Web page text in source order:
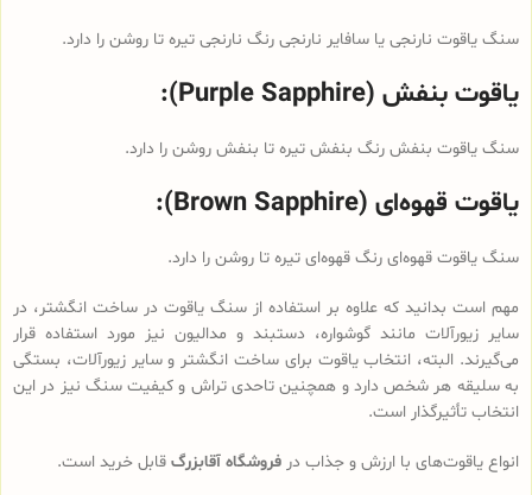
سنگ یاقوت نارنجی یا سافایر نارنجی رنگ نارنجی تیره تا روشن را دارد.
یاقوت بنفش (Purple Sapphire):
سنگ یاقوت بنفش رنگ بنفش تیره تا بنفش روشن را دارد.
یاقوت قهوه‌ای (Brown Sapphire):
سنگ یاقوت قهوه‌ای رنگ قهوه‌ای تیره تا روشن را دارد.
مهم است بدانید که علاوه بر استفاده از سنگ یاقوت‌ در ساخت انگشتر، در
سایر زیورآلات مانند گوشواره، دستبند و مدالیون نیز مورد استفاده قرار
می‌گیرند. البته، انتخاب یاقوت برای ساخت انگشتر و سایر زیورآلات، بستگی
به سلیقه هر شخص دارد و همچنین تاحدی تراش و کیفیت سنگ نیز در این
انتخاب تأثیرگذار است.
انواع یاقوت‌های با ارزش و جذاب در فروشگاه آقابزرگ قابل خرید است.